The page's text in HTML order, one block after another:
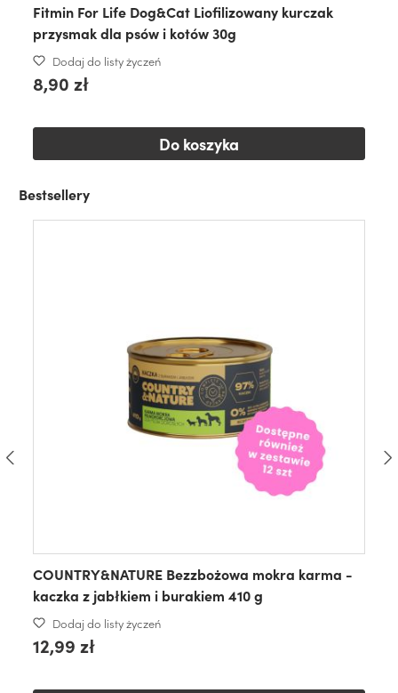
Fitmin For Life Dog&Cat Liofilizowany kurczak
przysmak dla psów i kotów 30g
Dodaj do listy życzeń
8,90 zł
Do koszyka
Bestsellery
COUNTRY&NATURE Bezzbożowa mokra karma -
kaczka z jabłkiem i burakiem 410 g
Dodaj do listy życzeń
12,99 zł